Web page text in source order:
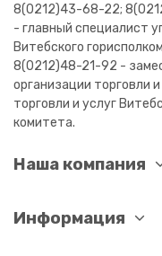
Наша компания
Информация
8(0212)43-68-22;
- главный специалист
Витебского
8(0212)48-21-92 -
организации торговли
торговли и услуг
комитета.